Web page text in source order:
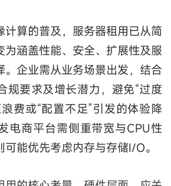
计算的普及，服务器租用已从简
为涵盖性能、安全、扩展性及服
。企业需从业务场景出发，结合
规要求及增长潜力，避免“过度
费或“配置不足”引发的体验降
电商平台需侧重带宽与CPU性
能优先考虑内存与存储I/O。